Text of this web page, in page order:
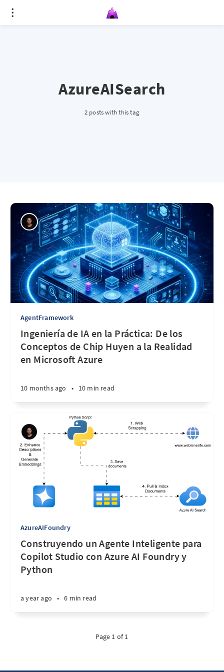
AzureAISearch
2 posts with this tag
AgentFramework
Ingeniería de IA en la Práctica: De los
Conceptos de Chip Huyen a la Realidad
en Microsoft Azure
10 months ago • 10 min read
AzureAIFoundry
Construyendo un Agente Inteligente para
Copilot Studio con Azure AI Foundry y
Python
a year ago • 6 min read
Page 1 of 1